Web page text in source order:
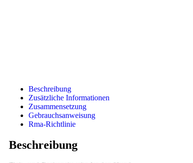
Beschreibung
Zusätzliche Informationen
Zusammensetzung
Gebrauchsanweisung
Rma-Richtlinie
Beschreibung